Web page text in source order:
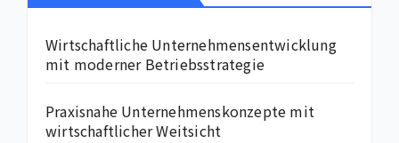
Wirtschaftliche Unternehmensentwicklung
mit moderner Betriebsstrategie
Praxisnahe Unternehmenskonzepte mit
wirtschaftlicher Weitsicht